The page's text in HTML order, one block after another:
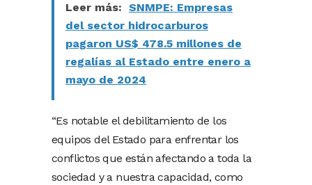
Leer más: SNMPE: Empresas
del sector hidrocarburos
pagaron US$ 478.5 millones de
regalías al Estado entre enero a
mayo de 2024
“Es notable el debilitamiento de los
equipos del Estado para enfrentar los
conflictos que están afectando a toda la
sociedad y a nuestra capacidad, como